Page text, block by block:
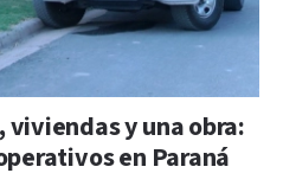
viviendas y una obra:
en Paraná